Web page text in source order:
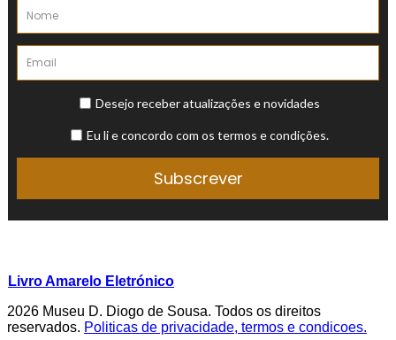
Livro Amarelo Eletrónico
2026 Museu D. Diogo de Sousa. Todos os direitos
reservados. Politicas de privacidade, termos e condicoes.